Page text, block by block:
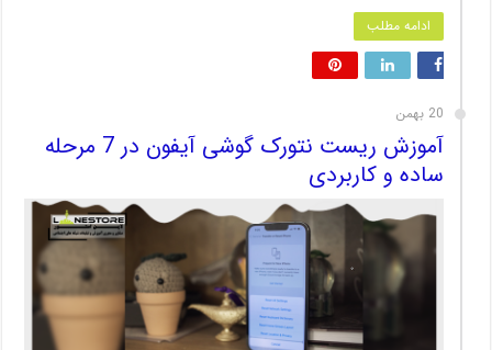
ادامه مطلب
20 بهمن
آموزش ریست نتورک گوشی آیفون در 7 مرحله
ساده و کاربردی